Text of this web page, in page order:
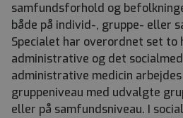
samfundsforhold og
både på individ-, gruppe- eller
Specialet har overordnet set to
administrative og det
administrative medicin
gruppeniveau med udvalgte
eller på samfundsniveau. I